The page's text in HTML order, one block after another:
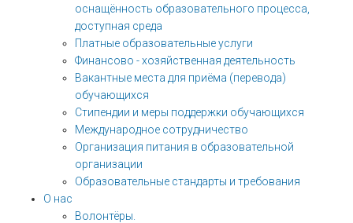
оснащённость образовательного процесса,
доступная среда
Платные образовательные услуги
Финансово - хозяйственная деятельность
Вакантные места для приёма (перевода)
обучающихся
Стипендии и меры поддержки обучающихся
Международное сотрудничество
Организация питания в образовательной
организации
Образовательные стандарты и требования
О нас
Волонтёры.